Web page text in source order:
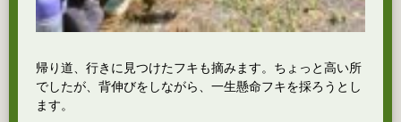
帰り道、行きに見つけたフキも摘みます。ちょっと高い所
でしたが、背伸びをしながら、一生懸命フキを採ろうとし
ます。